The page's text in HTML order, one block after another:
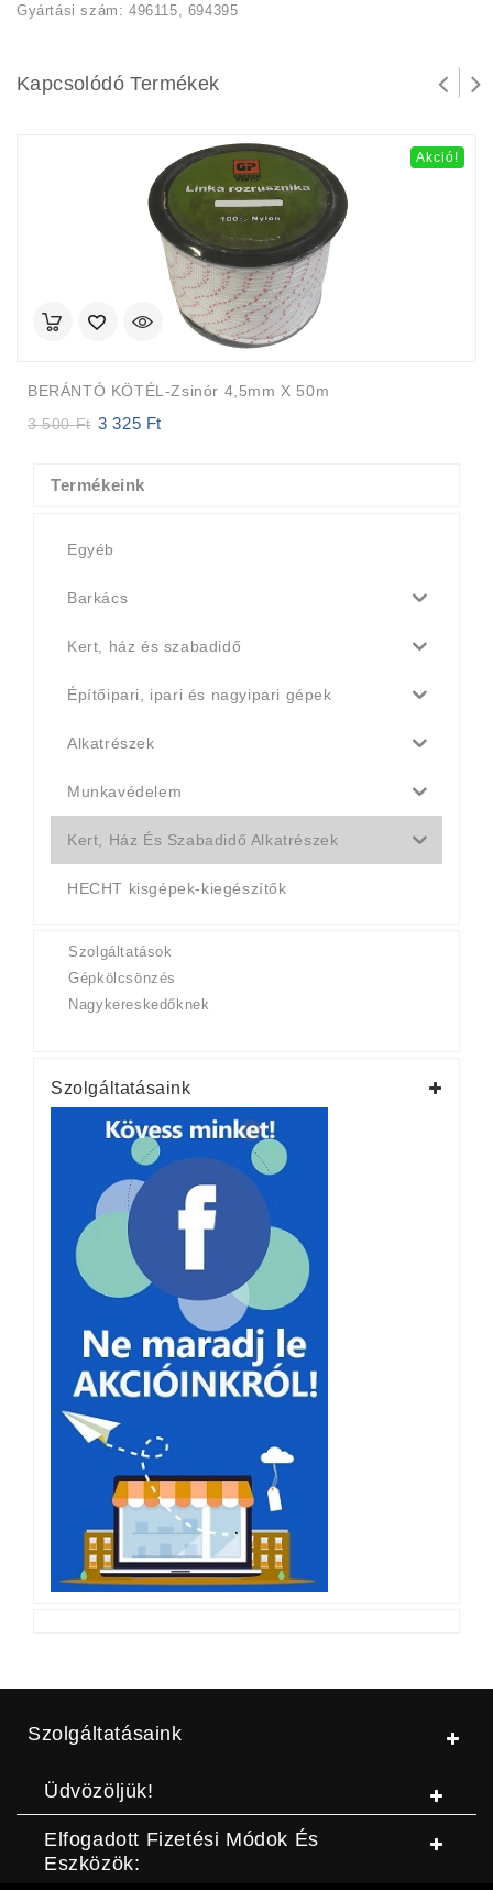
Gyártási szám: 496115, 694395
Kapcsolódó Termékek
Akció!
BERÁNTÓ KÖTÉL-Zsinór 4,5mm X 50m
3 500Ft Original
3
3 325 Ft
Termékeink
Egyéb
Barkács
Kert, ház és szabadidő
Építőipari, ipari és nagyipari gépek
Alkatrészek
Munkavédelem
Kert, Ház És Szabadidő Alkatrészek
HECHT kisgépek-kiegészítők
Szolgáltatások
Gépkölcsönzés
Nagykereskedőknek
Szolgáltatásaink
Szolgáltatásaink
Üdvözöljük!
Elfogadott Fizetési Módok És
Eszközök: